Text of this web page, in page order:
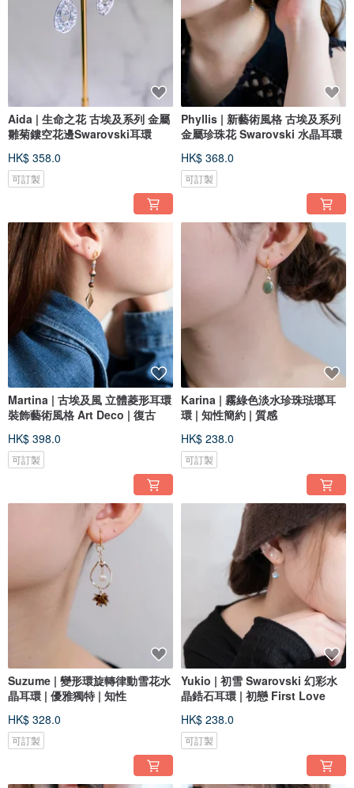
Aida | 生命之花 古埃及系列 金屬
雛菊鏤空花邊Swarovski耳環
HK$ 358.0
可訂製
Phyllis | 新藝術風格 古埃及系列
金屬珍珠花 Swarovski 水晶耳環
HK$ 368.0
可訂製
Martina | 古埃及風 立體菱形耳環
裝飾藝術風格 Art Deco | 復古
HK$ 398.0
可訂製
Karina | 霧綠色淡水珍珠琺瑯耳
環 | 知性簡約 | 質感
HK$ 238.0
可訂製
Suzume | 變形環旋轉律動雪花水
晶耳環 | 優雅獨特 | 知性
HK$ 328.0
可訂製
Yukio | 初雪 Swarovski 幻彩水
晶鋯石耳環 | 初戀 First Love
HK$ 238.0
可訂製